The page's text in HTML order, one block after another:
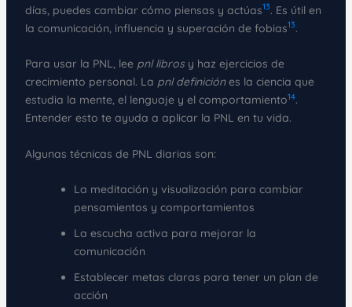
días, puedes cambiar cómo piensas y actúas13. Es útil en
la comunicación, influencia y superación de fobias13.
Para usar la PNL, lee pnl librosy haz ejercicios de
crecimiento personal. La pnl definiciónes la ciencia que
estudia la mente, el lenguaje y el comportamiento14.
Entender esto te ayuda a aplicar la PNL en tu vida.
Algunas técnicas de PNL diarias son:
La meditación y visualización para cambiar
pensamientos y comportamientos
La escucha activa para mejorar la
comunicación
Establecer metas claras para tener un plan de
acción